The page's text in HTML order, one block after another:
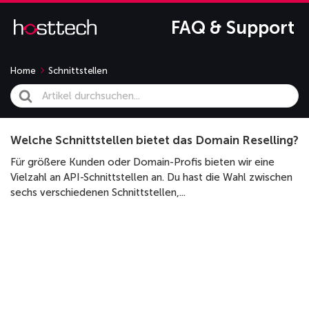
FAQ & Support
Home Schnittstellen
Search
For
Welche Schnittstellen bietet das Domain Reselling?
Für größere Kunden oder Domain-Profis bieten wir eine
Vielzahl an API-Schnittstellen an. Du hast die Wahl zwischen
sechs verschiedenen Schnittstellen,...